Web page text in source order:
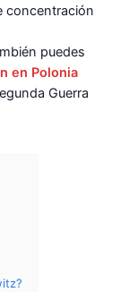
concentración
puedes
en Polonia
Guerra